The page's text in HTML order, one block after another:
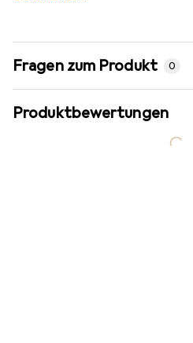
Fragen zum Produkt 0
Produktbewertungen